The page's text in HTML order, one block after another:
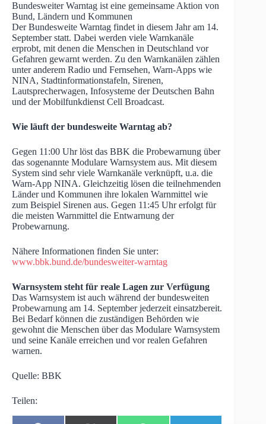
Bundesweiter Warntag ist eine gemeinsame Aktion von
Bund, Ländern und Kommunen
Der Bundesweite Warntag findet in diesem Jahr am 14.
September statt. Dabei werden viele Warnkanäle
erprobt, mit denen die Menschen in Deutschland vor
Gefahren gewarnt werden. Zu den Warnkanälen zählen
unter anderem Radio und Fernsehen, Warn-Apps wie
NINA, Stadtinformationstafeln, Sirenen,
Lautsprecherwagen, Infosysteme der Deutschen Bahn
und der Mobilfunkdienst Cell Broadcast.
Wie läuft der bundesweite Warntag ab?
Gegen 11:00 Uhr löst das BBK die Probewarnung über
das sogenannte Modulare Warnsystem aus. Mit diesem
System sind sehr viele Warnkanäle verknüpft, u.a. die
Warn-App NINA. Gleichzeitig lösen die teilnehmenden
Länder und Kommunen ihre lokalen Warnmittel wie
zum Beispiel Sirenen aus. Gegen 11:45 Uhr erfolgt für
die meisten Warnmittel die Entwarnung der
Probewarnung.
Nähere Informationen finden Sie unter:
www.bbk.bund.de/bundesweiter-warntag
Warnsystem steht für reale Lagen zur Verfügung
Das Warnsystem ist auch während der bundesweiten
Probewarnung am 14. September jederzeit einsatzbereit.
Bei Bedarf können die zuständigen Behörden wie
gewohnt die Menschen über das Modulare Warnsystem
und seine Kanäle erreichen und vor realen Gefahren
warnen.
Quelle: BBK
Teilen: